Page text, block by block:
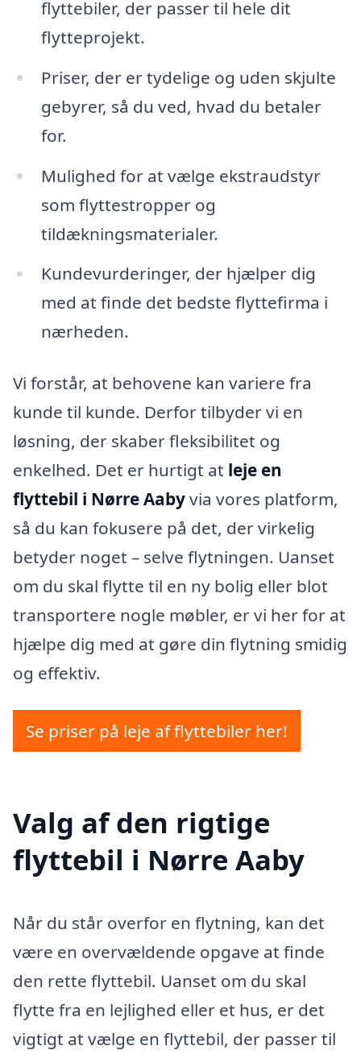
flyttebiler, der passer til hele dit
flytteprojekt.
Priser, der er tydelige og uden skjulte
gebyrer, så du ved, hvad du betaler
for.
Mulighed for at vælge ekstraudstyr
som flyttestropper og
tildækningsmaterialer.
Kundevurderinger, der hjælper dig
med at finde det bedste flyttefirma i
nærheden.
Vi forstår, at behovene kan variere fra
kunde til kunde. Derfor tilbyder vi en
løsning, der skaber fleksibilitet og
enkelhed. Det er hurtigt at leje en
flyttebil i Nørre Aabyvia vores platform,
så du kan fokusere på det, der virkelig
betyder noget – selve flytningen. Uanset
om du skal flytte til en ny bolig eller blot
transportere nogle møbler, er vi her for at
hjælpe dig med at gøre din flytning smidig
og effektiv.
Se priser på leje af flyttebiler her!
Valg af den rigtige
flyttebil i Nørre Aaby
Når du står overfor en flytning, kan det
være en overvældende opgave at finde
den rette flyttebil. Uanset om du skal
flytte fra en lejlighed eller et hus, er det
vigtigt at vælge en flyttebil, der passer til